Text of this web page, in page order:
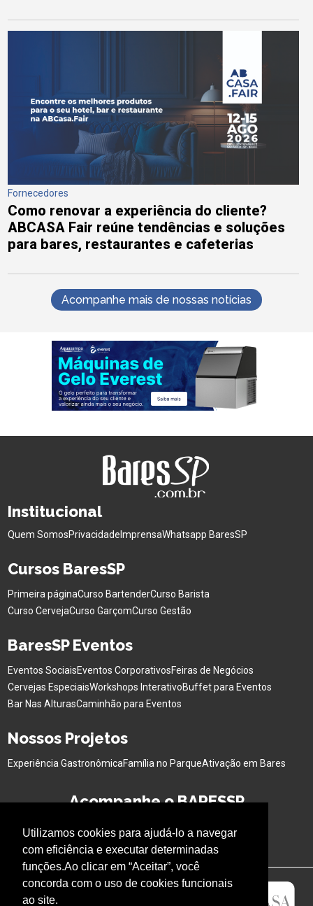
Utilizamos cookies para ajudá-lo a navegar
com eficiência e executar determinadas
funções.Ao clicar em “Aceitar”, você
concorda com o uso de cookies funcionais
ao site.
Fornecedores
Como renovar a experiência do cliente?
ABCASA Fair reúne tendências e soluções
para bares, restaurantes e cafeterias
Acompanhe mais de nossas notícias
Institucional
Quem SomosPrivacidade ImprensaWhatsapp BaresSP
Cursos BaresSP
Primeira páginaCurso BartenderCurso Barista
Curso CervejaCurso GarçomCurso Gestão
BaresSP Eventos
Eventos SociaisEventos CorporativosFeiras de Negócios
Cervejas EspeciaisWorkshops InterativoBuffet para Eventos
Bar Nas AlturasCaminhão para Eventos
Nossos Projetos
Experiência GastronômicaFamília no ParqueAtivação em Bares
Acompanhe o BARESSP